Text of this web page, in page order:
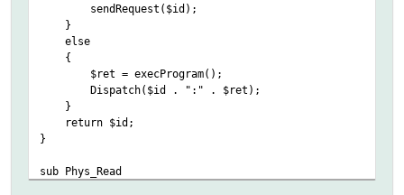
sendRequest($id);
}
else
{
$ret = execProgram();
Dispatch($id . ":" . $ret);
}
return $id;
}
sub Phys_Read